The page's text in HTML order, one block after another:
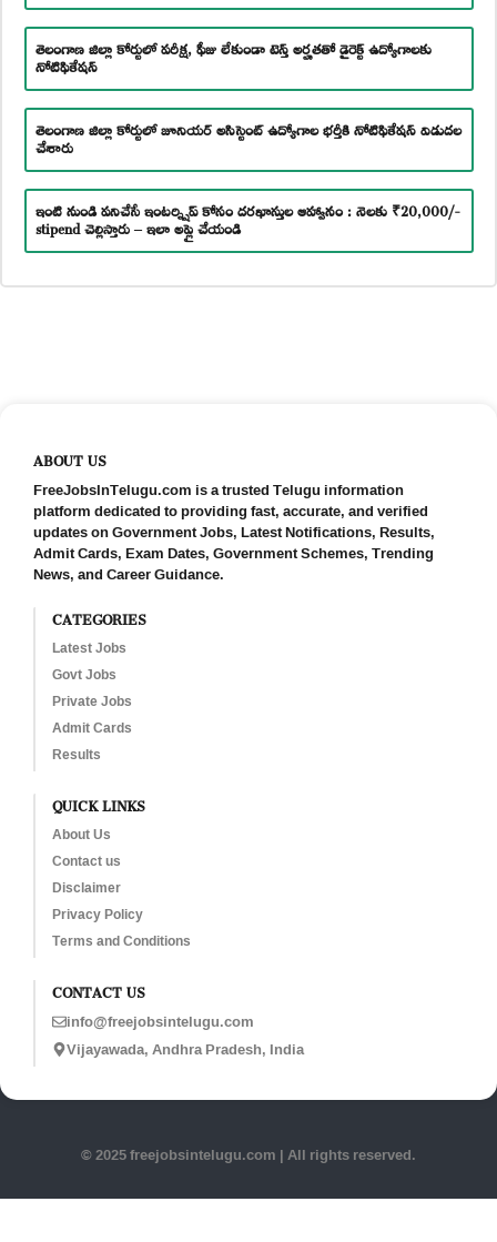
తెలంగాణ జిల్లా కోర్టులో పరీక్ష, ఫీజు లేకుండా టెన్త్ అర్హతతో డైరెక్ట్ ఉద్యోగాలకు
నోటిఫికేషన్
తెలంగాణ జిల్లా కోర్టులో జూనియర్ అసిస్టెంట్ ఉద్యోగాల భర్తీకి నోటిఫికేషన్ విడుదల
చేశారు
ఇంటి నుండి పనిచేసే ఇంటర్న్షిప్ కోసం దరఖాస్తుల ఆహ్వానం : నెలకు ₹20,000/-
stipend చెల్లిస్తారు – ఇలా అప్లై చేయండి
ABOUT US
FreeJobsInTelugu.com is a trusted Telugu information
platform dedicated to providing fast, accurate, and verified
updates on Government Jobs, Latest Notifications, Results,
Admit Cards, Exam Dates, Government Schemes, Trending
News, and Career Guidance.
CATEGORIES
Latest Jobs
Govt Jobs
Private Jobs
Admit Cards
Results
QUICK LINKS
About Us
Contact us
Disclaimer
Privacy Policy
Terms and Conditions
CONTACT US
info@freejobsintelugu.com
Vijayawada, Andhra Pradesh, India
© 2025 freejobsintelugu.com | All rights reserved.